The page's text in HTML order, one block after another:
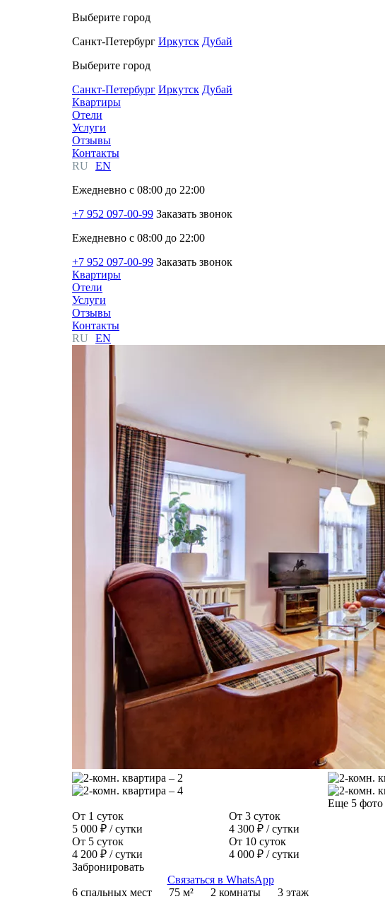
Выберите город
Санкт-Петербург Иркутск Дубай
Выберите город
Санкт-Петербург Иркутск Дубай
Квартиры
Отели
Услуги
Отзывы
Контакты
RU
EN
Ежедневно с 08:00 до 22:00
+7 952 097-00-99 Заказать звонок
Ежедневно с 08:00 до 22:00
+7 952 097-00-99 Заказать звонок
Квартиры
Отели
Услуги
Отзывы
Контакты
RU
EN
Еще 5 фото
От 1 суток
5 000 ₽ / сутки
От 3 суток
4 300 ₽ / сутки
От 5 суток
4 200 ₽ / сутки
От 10 суток
4 000 ₽ / сутки
Забронировать
Связаться в WhatsApp
6 спальных мест
75 м² 2 комнаты 3 этаж